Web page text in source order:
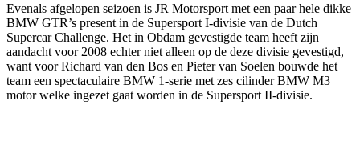
Evenals afgelopen seizoen is JR Motorsport met een paar hele dikke
BMW GTR’s present in de Supersport I-divisie van de Dutch
Supercar Challenge. Het in Obdam gevestigde team heeft zijn
aandacht voor 2008 echter niet alleen op de deze divisie gevestigd,
want voor Richard van den Bos en Pieter van Soelen bouwde het
team een spectaculaire BMW 1-serie met zes cilinder BMW M3
motor welke ingezet gaat worden in de Supersport II-divisie.